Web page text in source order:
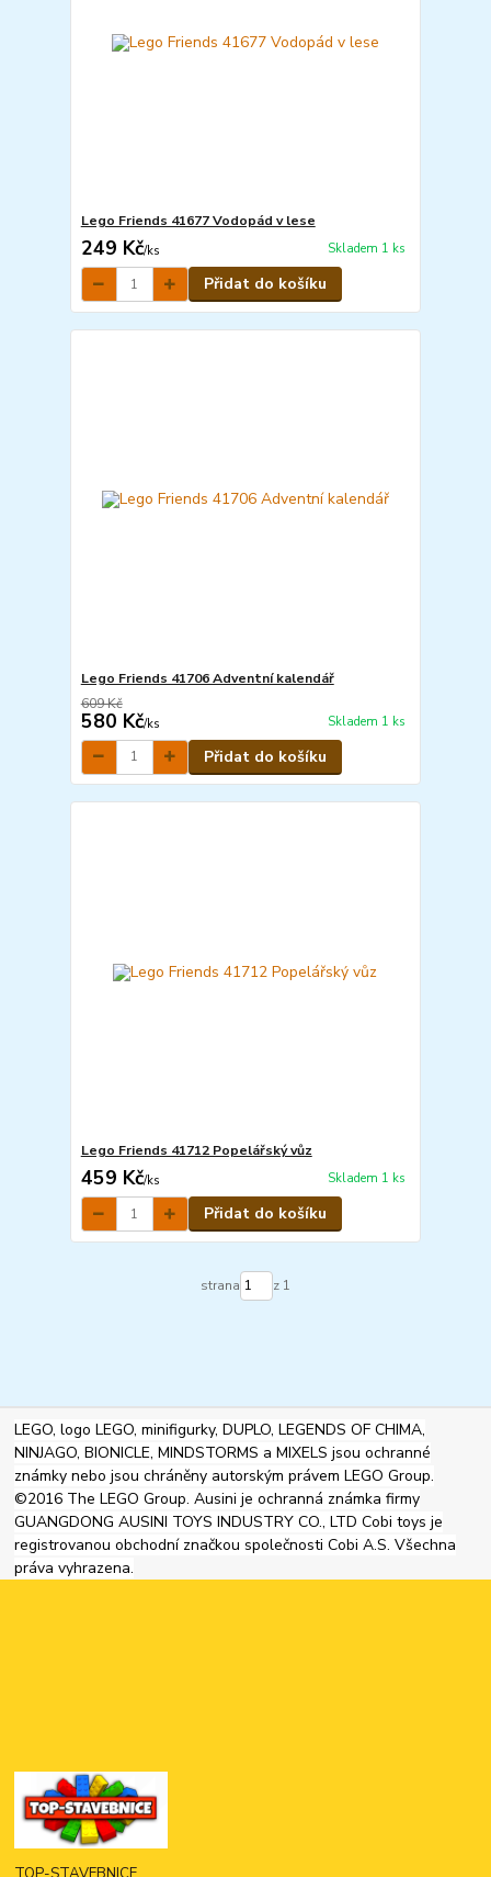
Lego Friends 41677 Vodopád v lese
249 Kč/ks Skladem 1 ks
Přidat do košíku
Lego Friends 41706 Adventní kalendář
609 Kč
580 Kč/ks Skladem 1 ks
Přidat do košíku
Lego Friends 41712 Popelářský vůz
459 Kč/ks Skladem 1 ks
Přidat do košíku
strana z 1
LEGO, logo LEGO, minifigurky, DUPLO, LEGENDS OF CHIMA,
NINJAGO, BIONICLE, MINDSTORMS a MIXELS jsou ochranné
známky nebo jsou chráněny autorským právem LEGO Group.
©2016 The LEGO Group. Ausini je ochranná známka firmy
GUANGDONG AUSINI TOYS INDUSTRY CO., LTD Cobi toys je
registrovanou obchodní značkou společnosti Cobi A.S. Všechna
práva vyhrazena.